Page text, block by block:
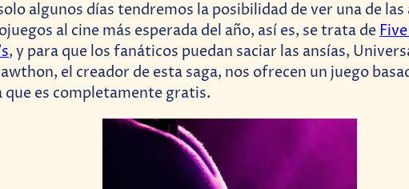
algunos días tendremos la posibilidad de ver una de
al cine más esperada del año, así es, se trata de
, y para que los fanáticos puedan saciar las ansías,
el creador de esta saga, nos ofrecen un juego
que es completamente gratis.